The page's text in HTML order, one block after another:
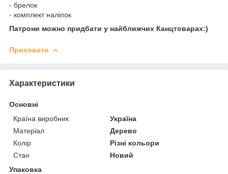
- брелок
- комплект наліпок
Патрони можно придбати у найближчих Канцтоварах:)
Приховати
Характеристики
Основні
Країна виробник
Україна
Матеріал
Дерево
Колір
Різні кольори
Стан
Новий
Упаковка